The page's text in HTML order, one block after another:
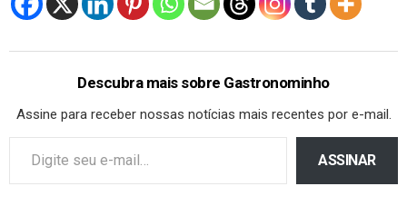
Descubra mais sobre Gastronominho
Assine para receber nossas notícias mais recentes por e-mail.
ASSINAR